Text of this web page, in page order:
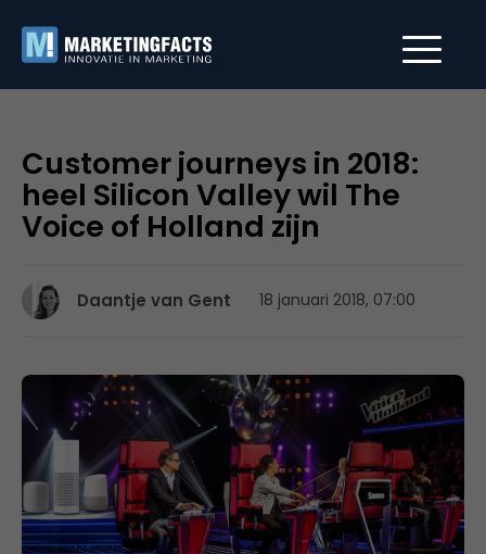
Customer journeys in 2018:
heel Silicon Valley wil The
Voice of Holland zijn
Daantje van Gent 18 januari 2018, 07:00